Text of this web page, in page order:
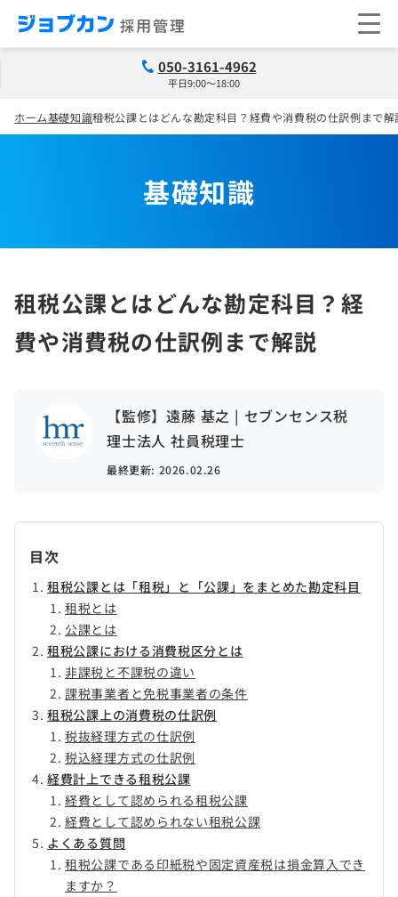
050-3161-4962
平日9:00～18:00
ホーム基礎知識租税公課とはどんな勘定科目？経費や消費税の仕訳例まで解
基礎知識
租税公課とはどんな勘定科目？経
費や消費税の仕訳例まで解説
【監修】遠藤 基之 | セブンセンス税
理士法人 社員税理士
最終更新: 2026.02.26
目次
租税公課とは「租税」と「公課」をまとめた勘定科目
租税とは
公課とは
租税公課における消費税区分とは
非課税と不課税の違い
課税事業者と免税事業者の条件
租税公課上の消費税の仕訳例
税抜経理方式の仕訳例
税込経理方式の仕訳例
経費計上できる租税公課
経費として認められる租税公課
経費として認められない租税公課
よくある質問
租税公課である印紙税や固定資産税は損金算入でき
ますか？